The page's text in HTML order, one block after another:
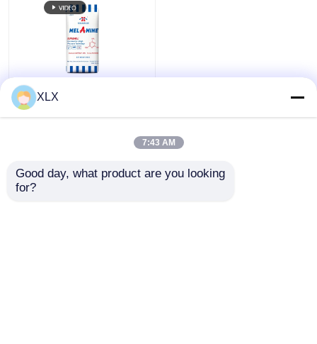
Melamine
XLX
7:43 AM
Good day, what product are you looking
for?